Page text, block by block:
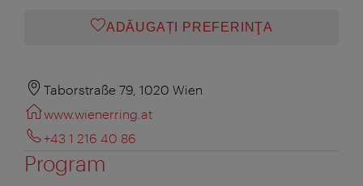
ADĂUGAȚI PREFERINŢA
Taborstraße 79, 1020 Wien
www.wienerring.at
+43 1 216 40 86
Program